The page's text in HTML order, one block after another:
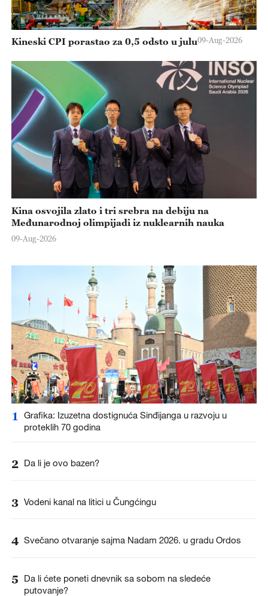
Kineski CPI porastao za 0,5 odsto u julu09-Aug-2026
Kina osvojila zlato i tri srebra na debiju na
Međunarodnoj olimpijadi iz nuklearnih nauka
09-Aug-2026
1
Grafika: Izuzetna dostignuća Sinđijanga u razvoju u
proteklih 70 godina
2 Da li je ovo bazen?
3 Vodeni kanal na litici u Čungćingu
4 Svečano otvaranje sajma Nadam 2026. u gradu Ordos
5
Da li ćete poneti dnevnik sa sobom na sledeće
putovanje?